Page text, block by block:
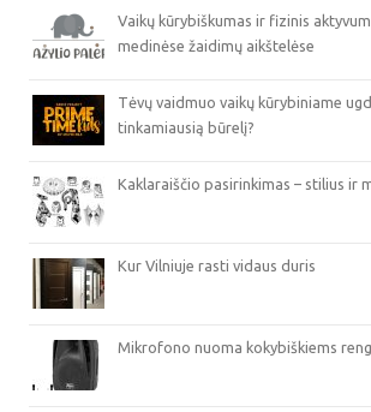
Vaikų kūrybiškumas ir fizinis
medinėse žaidimų aikštelėse
Tėvų vaidmuo vaikų kūrybiniame
tinkamiausią būrelį?
Kaklaraiščio pasirinkimas – stilius ir
Kur Vilniuje rasti vidaus duris
Mikrofono nuoma kokybiškiems